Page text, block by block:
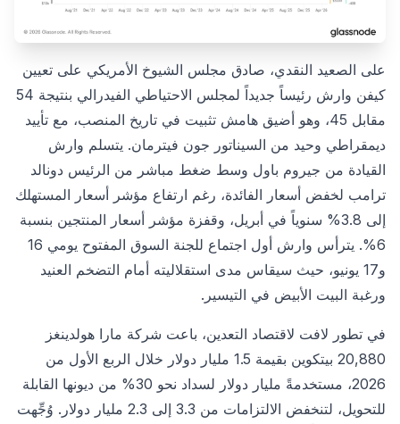
على الصعيد النقدي، صادق مجلس الشيوخ الأمريكي على تعيين
كيفن وارش رئيساً جديداً لمجلس الاحتياطي الفيدرالي بنتيجة 54
مقابل 45، وهو أضيق هامش تثبيت في تاريخ المنصب، مع تأييد
ديمقراطي وحيد من السيناتور جون فيترمان. يتسلم وارش
القيادة من جيروم باول وسط ضغط مباشر من الرئيس دونالد
ترامب لخفض أسعار الفائدة، رغم ارتفاع مؤشر أسعار المستهلك
إلى 3.8% سنوياً في أبريل، وقفزة مؤشر أسعار المنتجين بنسبة
6%. يترأس وارش أول اجتماع للجنة السوق المفتوح يومي 16
و17 يونيو، حيث سيقاس مدى استقلاليته أمام التضخم العنيد
ورغبة البيت الأبيض في التيسير.
في تطور لافت لاقتصاد التعدين، باعت شركة مارا هولدينغز
20,880 بيتكوين بقيمة 1.5 مليار دولار خلال الربع الأول من
2026، مستخدمةً مليار دولار لسداد نحو 30% من ديونها القابلة
للتحويل، لتنخفض الالتزامات من 3.3 إلى 2.3 مليار دولار. وُجِّهت